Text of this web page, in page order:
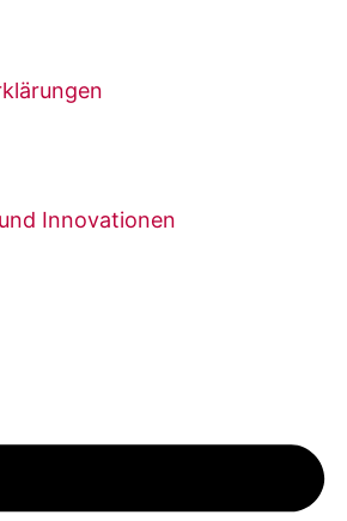
Innovationen